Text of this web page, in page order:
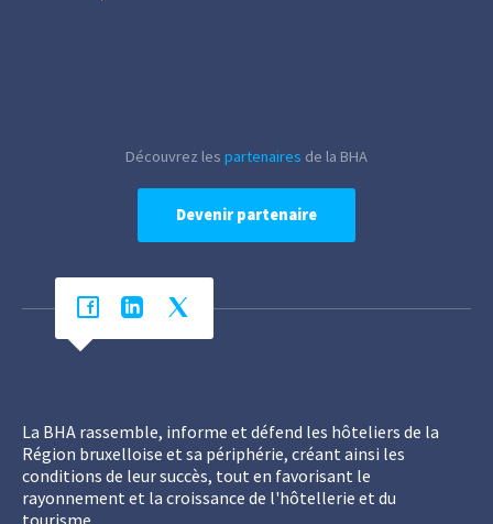
Découvrez les partenaires de la BHA
Devenir partenaire
La BHA rassemble, informe et défend les hôteliers de la
Région bruxelloise et sa périphérie, créant ainsi les
conditions de leur succès, tout en favorisant le
rayonnement et la croissance de l'hôtellerie et du